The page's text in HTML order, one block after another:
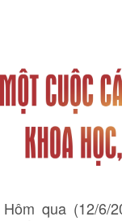
Thế giới
Hồ sơ
Hôm qua (12/6/